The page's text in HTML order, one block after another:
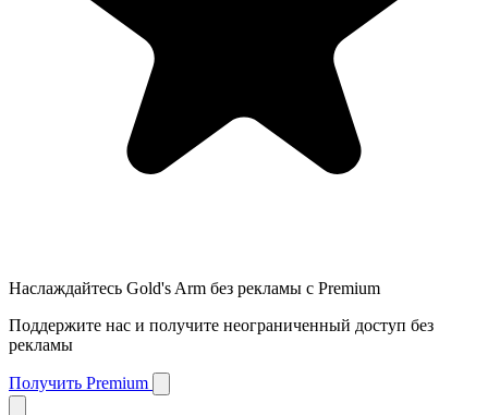
Наслаждайтесь Gold's Arm без рекламы с Premium
Поддержите нас и получите неограниченный доступ без
рекламы
Получить Premium